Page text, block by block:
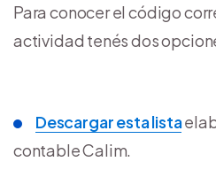
Para conocer el código
actividad tenés dos
Descargar esta lista
contable Calim.